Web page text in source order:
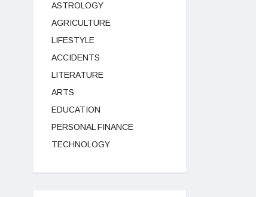
ASTROLOGY
AGRICULTURE
LIFESTYLE
ACCIDENTS
LITERATURE
ARTS
EDUCATION
PERSONAL FINANCE
TECHNOLOGY